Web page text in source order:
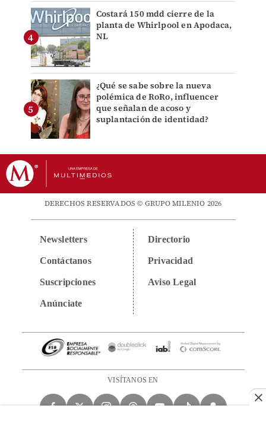
Costará 150 mdd cierre de la
planta de Whirlpool en Apodaca,
NL
¿Qué se sabe sobre la nueva
polémica de RoRo, influencer
que señalan de acoso y
suplantación de identidad?
DERECHOS RESERVADOS © GRUPO MILENIO 2026
Newsletters
Contáctanos
Suscripciones
Anúnciate
Directorio
Privacidad
Aviso Legal
VISÍTANOS EN